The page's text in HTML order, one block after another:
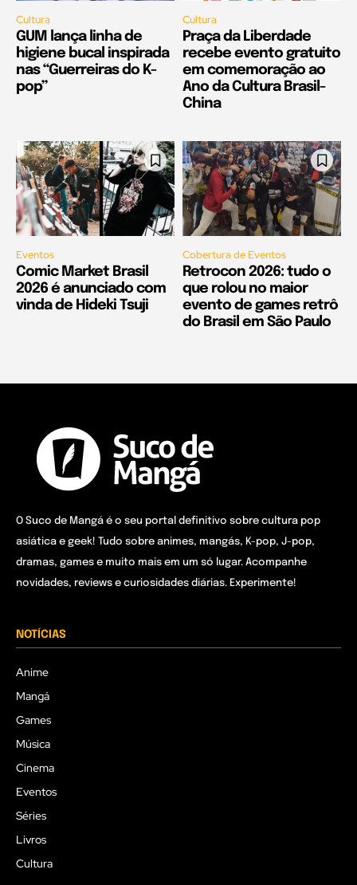
Cultura
GUM lança linha de
higiene bucal inspirada
nas “Guerreiras do K-
pop”
Cultura
Praça da Liberdade
recebe evento gratuito
em comemoração ao
Ano da Cultura Brasil-
China
Eventos
Comic Market Brasil
2026 é anunciado com
vinda de Hideki Tsuji
Cobertura de Eventos
Retrocon 2026: tudo o
que rolou no maior
evento de games retrô
do Brasil em São Paulo
O Suco de Mangá é o seu portal definitivo sobre cultura pop
asiática e geek! Tudo sobre animes, mangás, K-pop, J-pop,
dramas, games e muito mais em um só lugar. Acompanhe
novidades, reviews e curiosidades diárias. Experimente!
NOTÍCIAS
Anime
Mangá
Games
Música
Cinema
Eventos
Séries
Livros
Cultura